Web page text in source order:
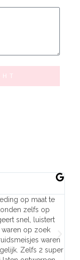
op maat te
zelfs op
snel, luistert
waren op zoek
waren
Zelfs 2 super